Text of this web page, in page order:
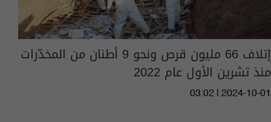
إتلاف 66 مليون قرص ونحو 9 أطنان من المخدّرات
منذ تشرين الأول عام 2022
03:02 | 2024-10-01